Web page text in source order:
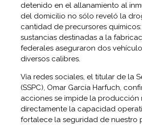
detenido en el allanamiento al
del domicilio no sólo reveló la
cantidad de precursores
sustancias destinadas a la
federales aseguraron dos
diversos calibres.
Vía redes sociales, el titular de la
(SSPC), Omar García Harfuch,
acciones se impide la producción
directamente la capacidad
fortalece la seguridad de nuestro